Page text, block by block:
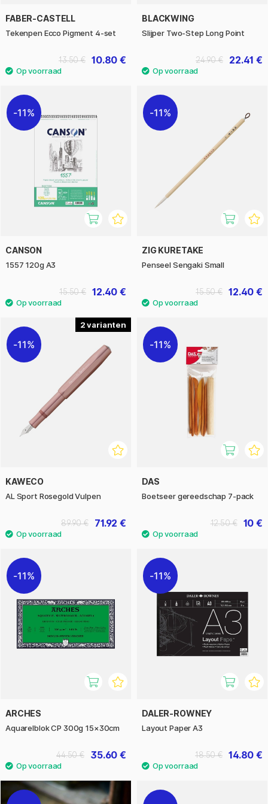
FABER-CASTELL
Tekenpen Ecco Pigment 4-set
10.80 €
13.50 €
BLACKWING
Slijper Two-Step Long Point
22.41 €
24.90 €
11%
CANSON
1557 120g A3
12.40 €
15.50 €
11%
ZIG KURETAKE
Penseel Sengaki Small
12.40 €
15.50 €
2
11%
KAWECO
AL Sport Rosegold Vulpen
71.92 €
89.90 €
11%
DAS
Boetseer gereedschap 7-pack
10 €
12.50 €
11%
ARCHES
Aquarelblok CP 300g 15×30cm
35.60 €
44.50 €
11%
DALER-ROWNEY
Layout Paper A3
14.80 €
18.50 €